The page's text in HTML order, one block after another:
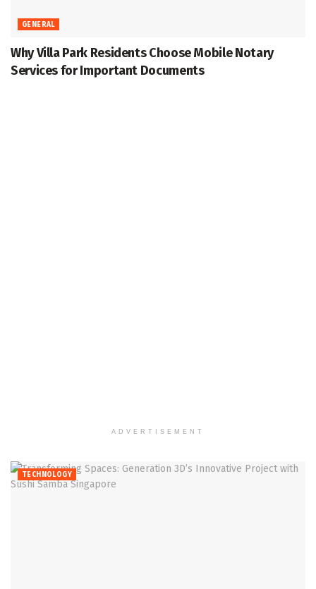
GENERAL
Why Villa Park Residents Choose Mobile Notary
Services for Important Documents
ADVERTISEMENT
TECHNOLOGY